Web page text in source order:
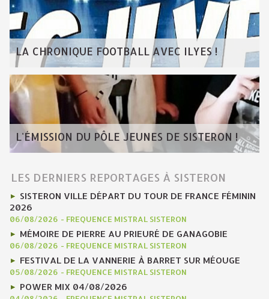
LA CHRONIQUE FOOTBALL AVEC ILYES !
L'ÉMISSION DU PÔLE JEUNES DE SISTERON !
LES DERNIERS REPORTAGES À SISTERON
SISTERON VILLE DÉPART DU TOUR DE FRANCE FÉMININ
2026
06/08/2026 - FREQUENCE MISTRAL SISTERON
MÉMOIRE DE PIERRE AU PRIEURÉ DE GANAGOBIE
06/08/2026 - FREQUENCE MISTRAL SISTERON
FESTIVAL DE LA VANNERIE À BARRET SUR MÉOUGE
05/08/2026 - FREQUENCE MISTRAL SISTERON
POWER MIX 04/08/2026